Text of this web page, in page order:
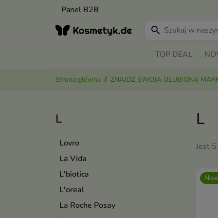
Panel B2B
search
TOP DEAL
Strona główna ZNAJDŹ SWOJĄ ULUBIONĄ
L
Lovro
La Vida
L'biotica
L'oreal
La Roche Posay
L
Jest